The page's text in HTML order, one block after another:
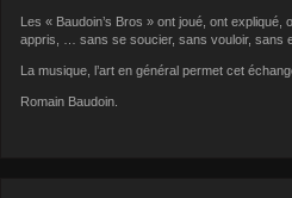
Les « Baudoin’s Bros » ont joué, ont
appris, … sans se soucier, sans vouloir, sans
La musique, l’art en général permet cet
Romain Baudoin.